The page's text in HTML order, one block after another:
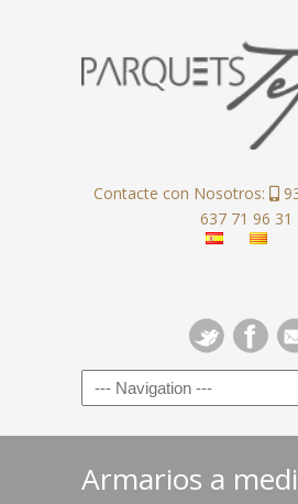
Contacte con Nosotros:
637 71 96 31
Armarios a